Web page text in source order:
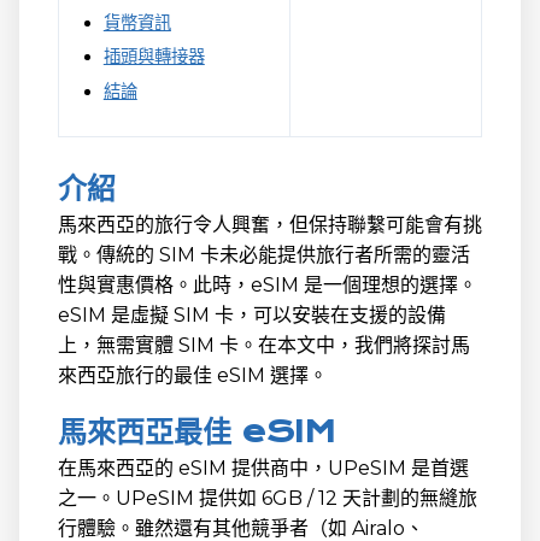
貨幣資訊
插頭與轉接器
結論
介紹
馬來西亞的旅行令人興奮，但保持聯繫可能會有挑
戰。傳統的 SIM 卡未必能提供旅行者所需的靈活
性與實惠價格。此時，eSIM 是一個理想的選擇。
eSIM 是虛擬 SIM 卡，可以安裝在支援的設備
上，無需實體 SIM 卡。在本文中，我們將探討馬
來西亞旅行的最佳 eSIM 選擇。
馬來西亞最佳 eSIM
在馬來西亞的 eSIM 提供商中，UPeSIM 是首選
之一。UPeSIM 提供如 6GB / 12 天計劃的無縫旅
行體驗。雖然還有其他競爭者（如 Airalo、